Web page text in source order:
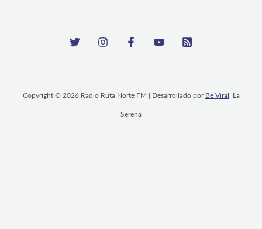
Copyright © 2026 Radio Ruta Norte FM | Desarrollado por Be Viral , La
Serena